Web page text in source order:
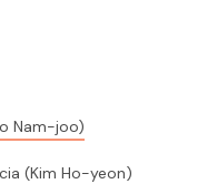
Nam-joo)
(Kim Ho-yeon)